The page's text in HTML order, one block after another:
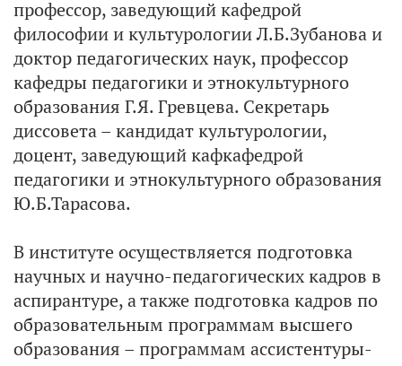
профессор, заведующий кафедрой
философии и культурологии Л.Б.Зубанова и
доктор педагогических наук, профессор
кафедры педагогики и этнокультурного
образования Г.Я. Гревцева. Секретарь
диссовета – кандидат культурологии,
доцент, заведующий кафкафедрой
педагогики и этнокультурного образования
Ю.Б.Тарасова.
В институте осуществляется подготовка
научных и научно-педагогических кадров в
аспирантуре, а также подготовка кадров по
образовательным программам высшего
образования – программам ассистентуры-